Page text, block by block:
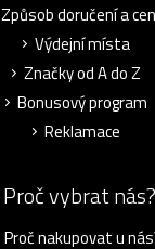
Způsob doručení a
Výdejní místa
Značky od A do Z
Bonusový program
Reklamace
Proč vybrat nás?
Proč nakupovat u